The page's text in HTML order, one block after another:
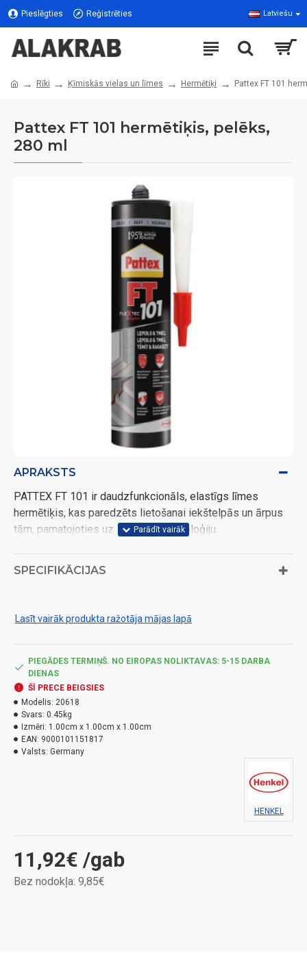
Pieslēgties Reģistrēties Latviešu
Rīki Ķīmiskās vielas un līmes Hermētiķi Pattex FT 101
Pattex FT 101 hermētiķis, pelēks,
280 ml
APRAKSTS
PATTEX FT 101 ir daudzfunkcionāls, elastīgs līmes
hermētiķis, kas paredzēts lietošanai iekštelpās un ārpus
tām, pamatojoties uz Flextec® tehnoloģiju.
blīvēšanai, ieskaitot izplešanās šuves, dobumu un
savienojumu aizpildīšanai visos materiālos un jebkuros
Izmantojiet produktu droši. Pirms lietošanas vienmēr
SPECIFIKĀCIJAS
Lasīt vairāk produkta ražotāja mājas lapā
11,92€ /gab
Bez nodokļa: 9,85€
PIEGĀDES TERMIŅŠ. NO EIROPAS NOLIKTAVAS: 5-15 DARBA
DIENAS
ŠĪ PRECE BEIGSIES
Modelis: 20618
Svars: 0.45kg
Izmēri: 1.00cm x 1.00cm x 1.00cm
EAN: 9000101151817
Valsts: Germany
HENKEL